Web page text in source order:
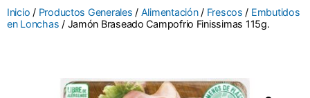
Inicio / Productos Generales / Alimentación/ Frescos / Embutidos
en Lonchas / Jamón Braseado Campofrio Finissimas 115g.